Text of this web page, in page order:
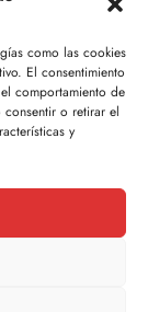
como las cookies
El consentimiento
comportamiento de
o retirar el
y